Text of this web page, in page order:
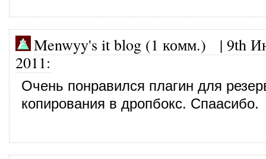
Menwyy's it blog (1 комм.) | 9th
2011:
Очень понравился плагин для
копирования в дропбокс. Спаасибо.